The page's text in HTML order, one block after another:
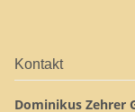
Kontakt
Dominikus Zehrer